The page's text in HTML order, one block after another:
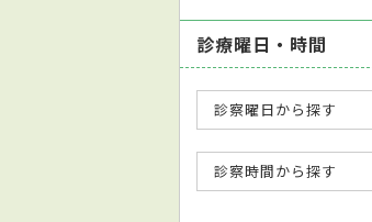
診療曜日・時間
診察曜日から探す
診察時間から探す